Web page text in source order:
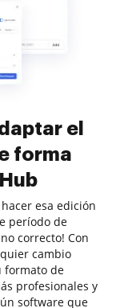
el
forma
esa edición
período de
correcto! Con
cambio
formato de
profesionales y
software que